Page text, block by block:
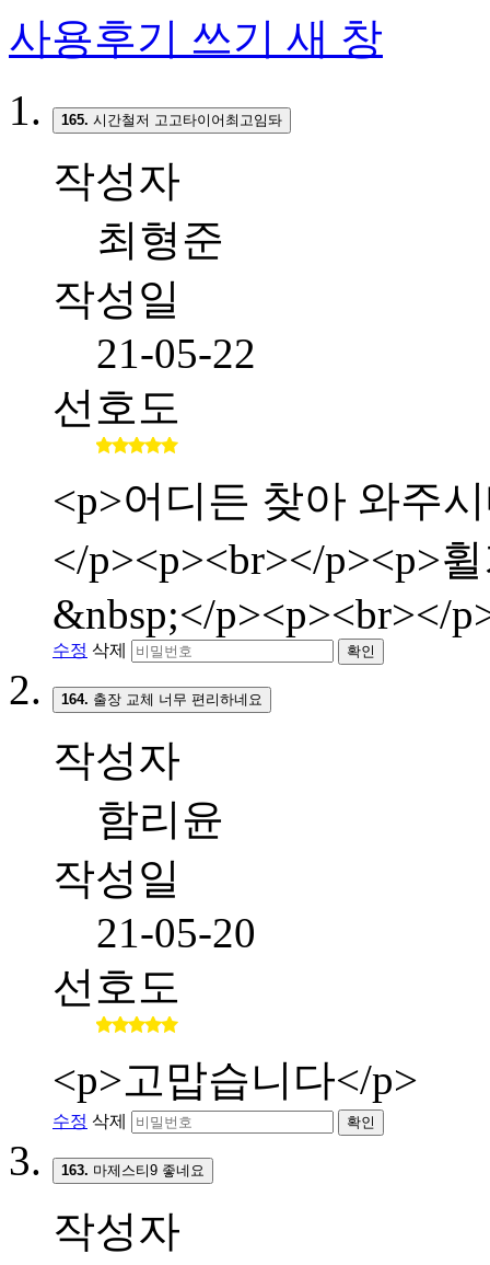
사용후기 쓰기 새 창
165. 시간철저 고고타이어최고임돠
작성자
최형준
작성일
21-05-22
선호도
<p>어디든 찾아 와주
</p><p><br></p><p>
&nbsp;</p><p><br></
수정 삭제 확인
164. 출장 교체 너무 편리하네요
작성자
함리윤
작성일
21-05-20
선호도
<p>고맙습니다</p>
수정 삭제 확인
163. 마제스티9 좋네요
작성자